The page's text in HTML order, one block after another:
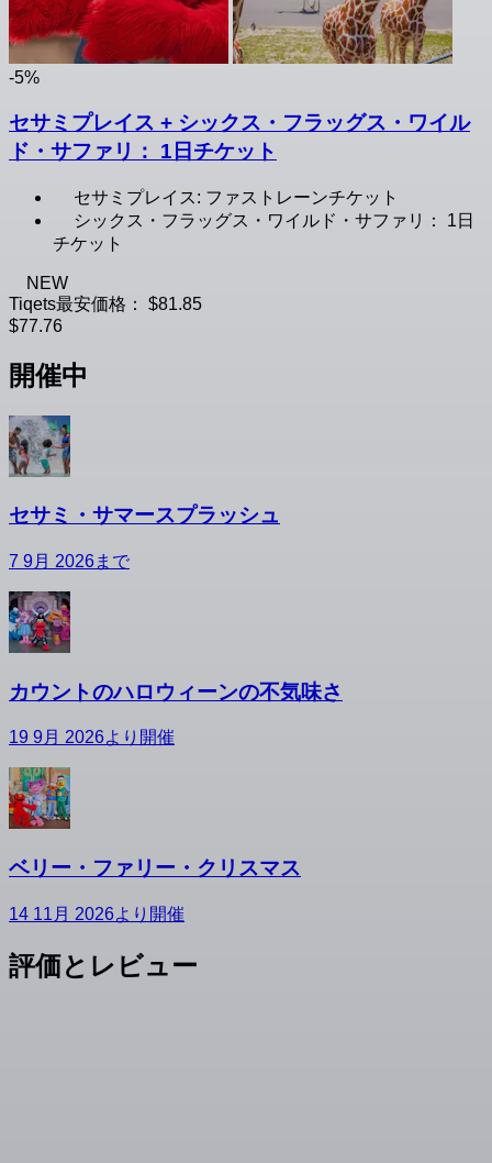
-5%
セサミプレイス + シックス・フラッグス・ワイル
ド・サファリ： 1日チケット
セサミプレイス: ファストレーンチケット
シックス・フラッグス・ワイルド・サファリ： 1日
チケット
NEW
Tiqets最安価格：
$81.85
$77.76
開催中
セサミ・サマースプラッシュ
7 9月 2026まで
カウントのハロウィーンの不気味さ
19 9月 2026より開催
ベリー・ファリー・クリスマス
14 11月 2026より開催
評価とレビュー